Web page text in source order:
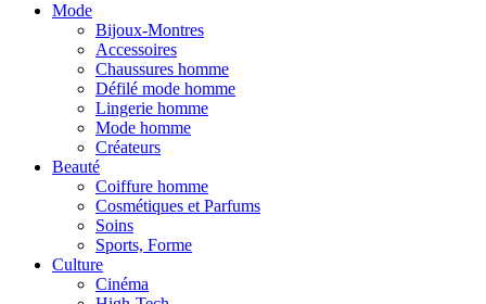
Mode
Bijoux-Montres
Accessoires
Chaussures homme
Défilé mode homme
Lingerie homme
Mode homme
Créateurs
Beauté
Coiffure homme
Cosmétiques et Parfums
Soins
Sports, Forme
Culture
Cinéma